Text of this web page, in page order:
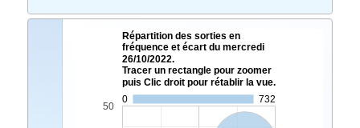
Répartition des sorties en
fréquence et écart du mercredi
26/10/2022.
Tracer un rectangle pour zoomer
puis Clic droit pour rétablir la vue.
0
732
50